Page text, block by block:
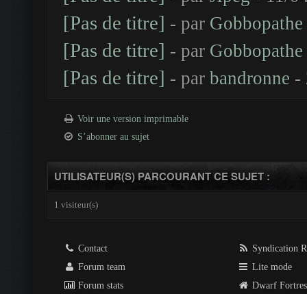
[Pas de titre] - par Gobbopathe
[Pas de titre] - par Gobbopathe
[Pas de titre] - par bandronne -
Voir une version imprimable
S’abonner au sujet
UTILISATEUR(S) PARCOURANT CE SUJET :
1 visiteur(s)
Contact
Forum team
Forum stats
Syndication
Lite mode
Dwarf